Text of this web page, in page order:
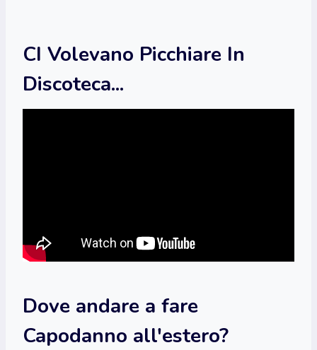
CI Volevano Picchiare In
Discoteca...
Dove andare a fare
Capodanno all'estero?